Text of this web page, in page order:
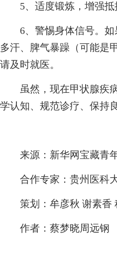
5、适度锻炼，增强抵
6、警惕身体信号。如
多汗、脾气暴躁（可能是
请及时就医。
虽然，现在甲状腺疾病
学认知、规范诊疗、保持
来源：新华网宝藏青年
合作专家：贵州医科大
策划：牟彦秋 谢素香
作者：蔡梦晓周远钢